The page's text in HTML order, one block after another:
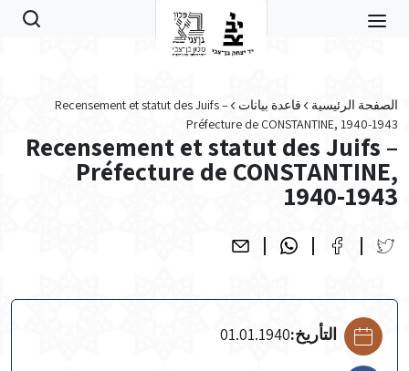
الصفحة الرئيسية قاعدة بيانات
Recensement et statut des Juifs –
Préfecture de CONSTANTINE, 1940-1943
Recensement et statut des Juifs –
Préfecture de CONSTANTINE,
1940-1943
التأريخ:01.01.1940